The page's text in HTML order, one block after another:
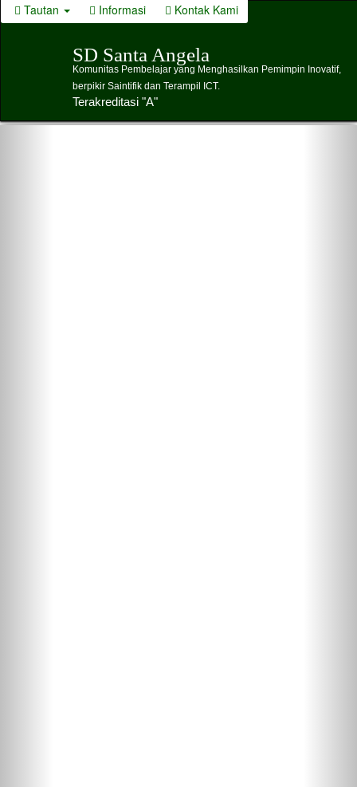
Tautan Informasi Kontak Kami
SD Santa Angela
Komunitas Pembelajar yang Menghasilkan Pemimpin Inovatif,
berpikir Saintifik dan Terampil ICT.
Terakreditasi "A"